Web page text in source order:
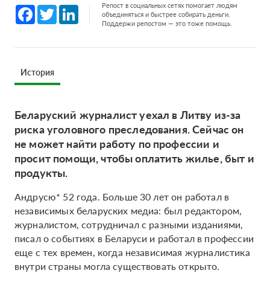
Facebook
Twitter LinkedInРепост в социальных сетях помогает людям
объединяться и быстрее собирать деньги.
Поддержи репостом — это тоже помощь.
История
Беларуский журналист уехал в Литву из-за
риска уголовного преследования. Сейчас он
не может найти работу по профессии и
просит помощи, чтобы оплатить жилье, быт и
продукты.
Андрусю* 52 года. Больше 30 лет он работал в
независимых беларуских медиа: был редактором,
журналистом, сотрудничал с разными изданиями,
писал о событиях в Беларуси и работал в профессии
еще с тех времен, когда независимая журналистика
внутри страны могла существовать открыто.